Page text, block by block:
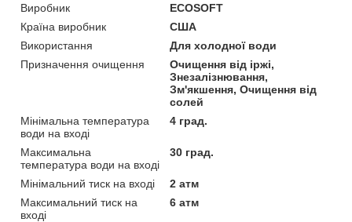
Виробник
ECOSOFT
Країна виробник
США
Використання
Для холодної води
Призначення очищення
Очищення від іржі,
Знезалізнювання,
Зм'якшення, Очищення від
солей
Мінімальна температура
води на вході
4 град.
Максимальна
температура води на вході
30 град.
Мінімальний тиск на вході
2 атм
Максимальний тиск на
вході
6 атм